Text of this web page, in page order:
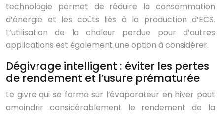
technologie permet de réduire la consommation
d’énergie et les coûts liés à la production d’ECS.
L’utilisation de la chaleur perdue pour d’autres
applications est également une option à considérer.
Dégivrage intelligent : éviter les pertes
de rendement et l’usure prématurée
Le givre qui se forme sur l’évaporateur en hiver peut
amoindrir considérablement le rendement de la